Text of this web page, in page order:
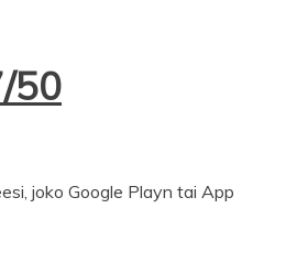
50
joko Google Playn tai App